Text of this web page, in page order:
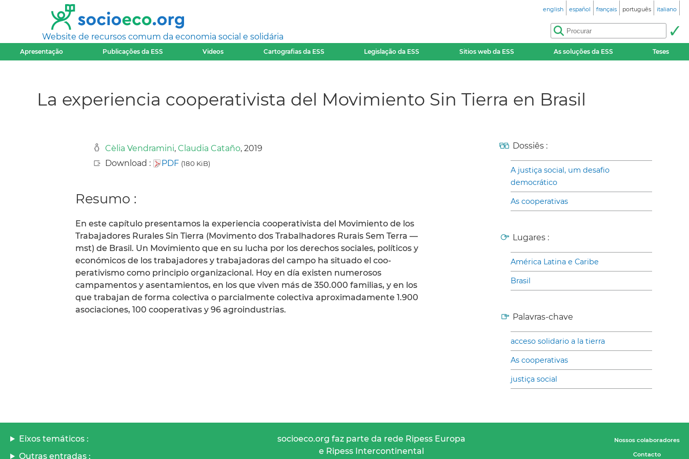
Website de recursos comum da economia social e solidária
english español français português italiano
Apresentação Publicações da ESS Videos Cartografias da ESS Legislação da ESS Sitios web da ESS As soluções da ESS Teses
La experiencia cooperativista del Movimiento Sin Tierra en Brasil
Cèlia Vendramini, Claudia Cataño, 2019
Download :
PDF (180 KiB)
Resumo :
En este capítulo presentamos la experiencia cooperativista del Movimiento de los
Trabajadores Rurales Sin Tierra (Movimento dos Trabalhadores Rurais Sem Terra —
mst) de Brasil. Un Movimiento que en su lucha por los derechos sociales, políticos y
económicos de los trabajadores y trabajadoras del campo ha situado el coo-
perativismo como principio organizacional. Hoy en día existen numerosos
campamentos y asentamientos, en los que viven más de 350.000 familias, y en los
que trabajan de forma colectiva o parcialmente colectiva aproximadamente 1.900
asociaciones, 100 cooperativas y 96 agroindustrias.
Dossiês :
A justiça social, um desafio
democrático
As cooperativas
Lugares :
América Latina e Caribe
Brasil
Palavras-chave
acceso solidario a la tierra
As cooperativas
justiça social
Eixos temáticos :
Outras entradas :
socioeco.org faz parte da rede Ripess Europa
e Ripess Intercontinental
Nossos colaboradores
Contacto